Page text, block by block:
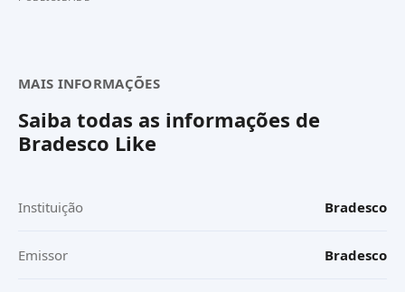
MAIS INFORMAÇÕES
Saiba todas as informações de
Bradesco Like
Instituição Bradesco
Emissor Bradesco